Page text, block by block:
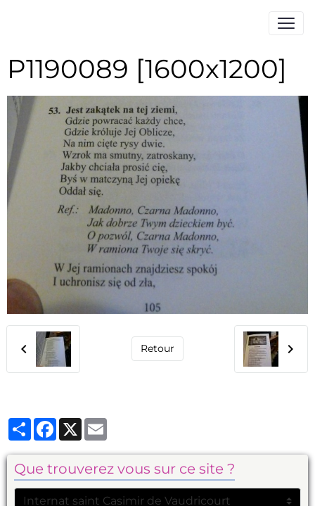
P1190089 [1600x1200]
Retour
PartagerFacebook
X
Que trouverez vous sur ce site ?